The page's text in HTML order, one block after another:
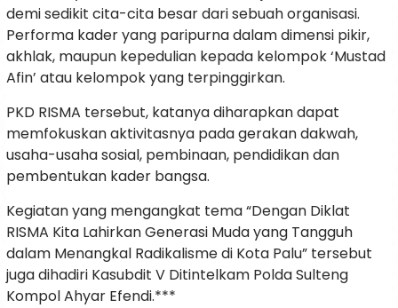
demi sedikit cita-cita besar dari sebuah organisasi.
Performa kader yang paripurna dalam dimensi pikir,
akhlak, maupun kepedulian kepada kelompok ‘Mustad
Afin’ atau kelompok yang terpinggirkan.
PKD RISMA tersebut, katanya diharapkan dapat
memfokuskan aktivitasnya pada gerakan dakwah,
usaha-usaha sosial, pembinaan, pendidikan dan
pembentukan kader bangsa.
Kegiatan yang mengangkat tema “Dengan Diklat
RISMA Kita Lahirkan Generasi Muda yang Tangguh
dalam Menangkal Radikalisme di Kota Palu” tersebut
juga dihadiri Kasubdit V Ditintelkam Polda Sulteng
Kompol Ahyar Efendi.***